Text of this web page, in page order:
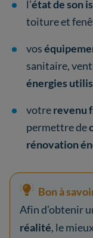
l’état de son
toiture et
vos
sanitaire,
énergies
votrerevenu
permettre de
rénovation
Bon à
Afin d’obtenir
réalité, le